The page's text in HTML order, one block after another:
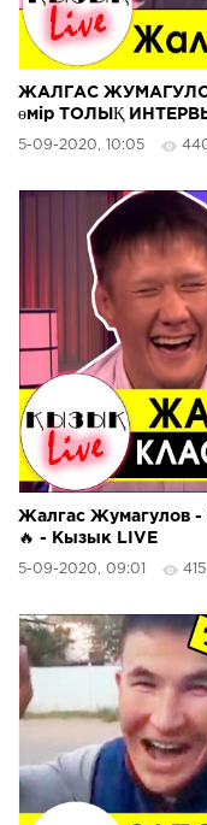
ЖАЛГАС ЖУМАГУЛОВ
өмір ТОЛЫҚ
5-09-2020, 10:05
Жалгас
🔥 - Кызык LIVE
5-09-2020, 09:01